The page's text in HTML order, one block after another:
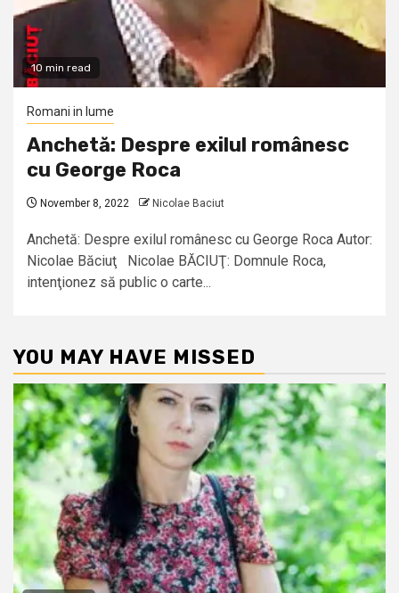
10 min read
Romani in lume
Anchetă: Despre exilul românesc
cu George Roca
November 8, 2022 Nicolae Baciut
Anchetă: Despre exilul românesc cu George Roca Autor:
Nicolae Băciuţ Nicolae BĂCIUŢ: Domnule Roca,
intenţionez să public o carte...
YOU MAY HAVE MISSED